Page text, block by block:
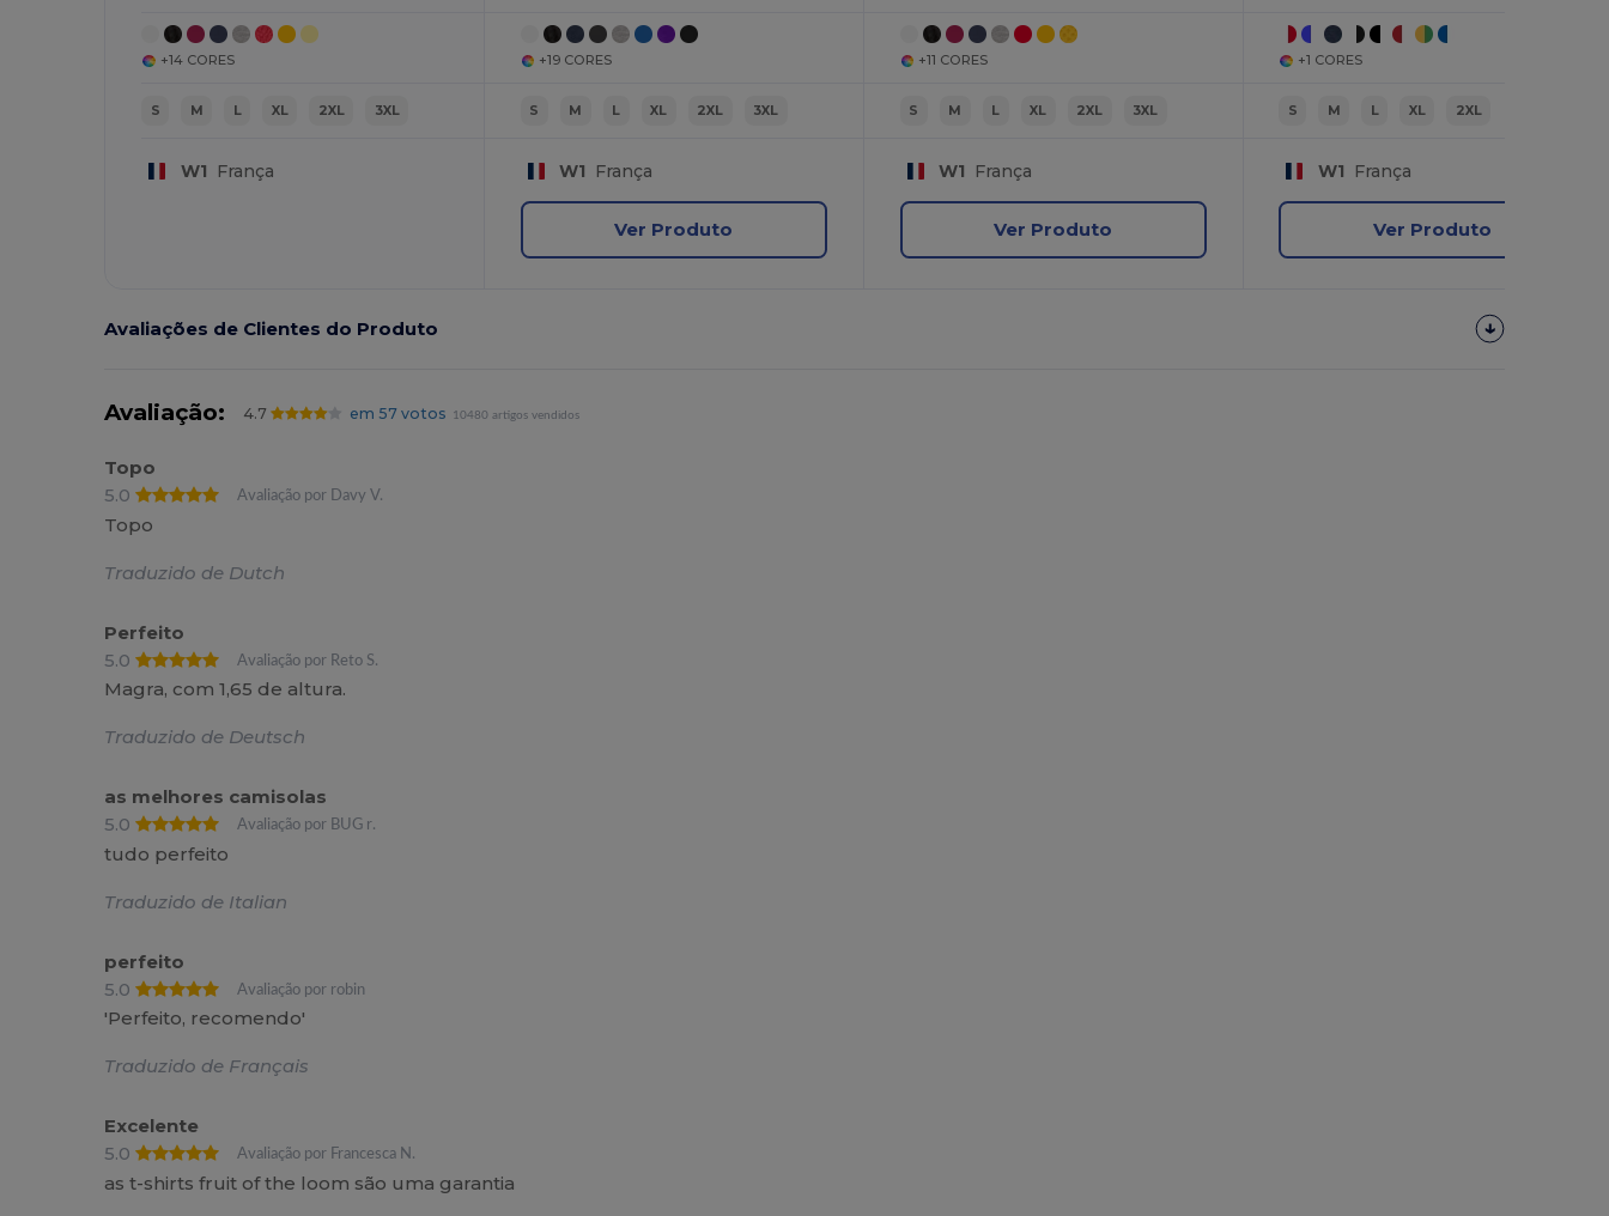
+14 CORES
S M L XL 2XL 3XL
W1 França
+19 CORES
S M L XL 2XL 3XL
W1 França
Ver Produto
+11 CORES
S M L XL 2XL 3XL
W1 França
Ver Produto
+1 CORES
S M L XL 2XL
W1 França
Ver Produto
Avaliações de Clientes do Produto
Avaliação: 4.7 em 57 votos 10480 artigos vendidos
Topo
5.0
Avaliação por Davy V.
Topo
Traduzido de Dutch
Perfeito
5.0
Avaliação por Reto S.
Magra, com 1,65 de altura.
Traduzido de Deutsch
as melhores camisolas
5.0
Avaliação por BUG r.
tudo perfeito
Traduzido de Italian
perfeito
5.0
Avaliação por robin
'Perfeito, recomendo'
Traduzido de Français
Excelente
5.0
Avaliação por Francesca N.
as t-shirts fruit of the loom são uma garantia